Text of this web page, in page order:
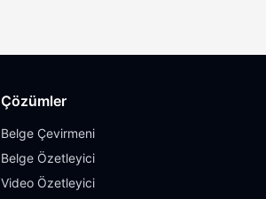
Çözümler
Belge Çevirmeni
Belge Özetleyici
Video Özetleyici